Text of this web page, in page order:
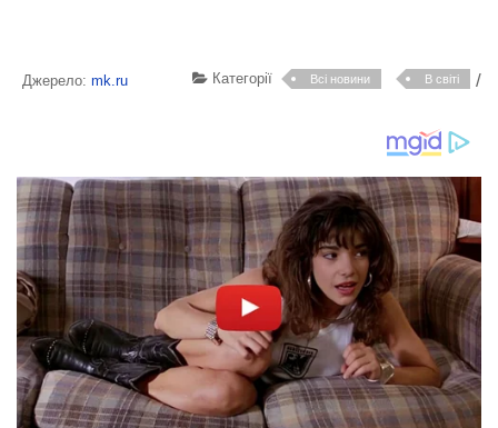
Категорії Всі новини /
В світі
Джерело: mk.ru